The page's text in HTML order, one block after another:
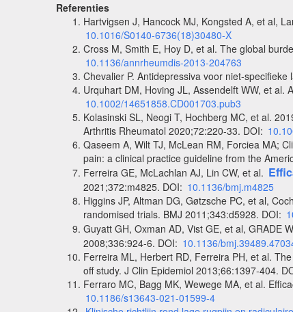
Referenties
Hartvigsen J, Hancock MJ, Kongsted A, et al,
10.1016/S0140-6736(18)30480-X
Cross M, Smith E, Hoy D, et al. The global
10.1136/annrheumdis-2013-204763
Chevalier P. Antidepressiva voor niet-specifieke
Urquhart DM, Hoving JL, Assendelft WW, et al.
10.1002/14651858.CD001703.pub3
Kolasinski SL, Neogi T, Hochberg MC, et al.
Arthritis Rheumatol 2020;72:220-33. DOI:
Qaseem A, Wilt TJ, McLean RM, Forciea MA;
pain: a clinical practice guideline from the
Ferreira GE, McLachlan AJ, Lin CW, et al.
2021;372:m4825. DOI: 10.1136/bmj.m4825
Higgins JP, Altman DG, Gøtzsche PC, et al,
randomised trials. BMJ 2011;343:d5928. DOI:
Guyatt GH, Oxman AD, Vist GE, et al, GRADE
2008;336:924-6. DOI: 10.1136/
Ferreira ML, Herbert RD, Ferreira PH, et al.
off study. J Clin Epidemiol 2013;66:1397-404.
Ferraro MC, Bagg MK, Wewege MA, et al.
10.1186/s13643-021-01599-4